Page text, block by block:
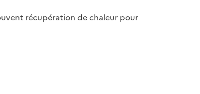
récupération de chaleur pour